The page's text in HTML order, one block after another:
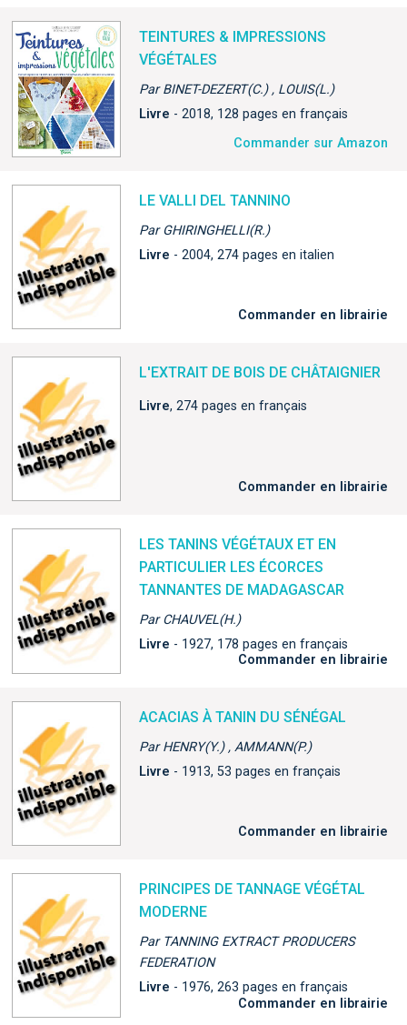
TEINTURES & IMPRESSIONS
VÉGÉTALES
Par BINET-DEZERT(C.) , LOUIS(L.)
Livre - 2018, 128 pages en français
Commander sur Amazon
LE VALLI DEL TANNINO
Par GHIRINGHELLI(R.)
Livre - 2004, 274 pages en italien
Commander en librairie
L'EXTRAIT DE BOIS DE CHÂTAIGNIER
Livre, 274 pages en français
Commander en librairie
LES TANINS VÉGÉTAUX ET EN
PARTICULIER LES ÉCORCES
TANNANTES DE MADAGASCAR
Par CHAUVEL(H.)
Livre - 1927, 178 pages en français
Commander en librairie
ACACIAS À TANIN DU SÉNÉGAL
Par HENRY(Y.) , AMMANN(P.)
Livre - 1913, 53 pages en français
Commander en librairie
PRINCIPES DE TANNAGE VÉGÉTAL
MODERNE
Par TANNING EXTRACT PRODUCERS
FEDERATION
Livre - 1976, 263 pages en français
Commander en librairie